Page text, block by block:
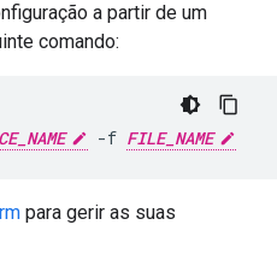
a partir de um
comando:
-f FILE_NAME
para gerir as suas